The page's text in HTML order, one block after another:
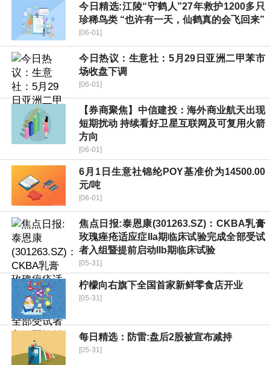
今日精选:江陵“守鹤人”27年救护1200多只
珍稀鸟类 “也许有一天，仙鹤真的会飞回来”
[06-01]
今日热议：生意社：5月29日亚洲二甲苯市
场收盘下调
[06-01]
【券商聚焦】中信建投：海外商业航天出现
短期扰动 持续看好卫星互联网及可复用火箭
方向
[06-01]
6月1日生意社锦纶POY基准价为14500.00
元/吨
[06-01]
焦点日报:泰恩康(301263.SZ)：CKBA乳膏
玫瑰痤疮适应症IIa期临床试验完成全部受试
者入组暨提前启动IIb期临床试验
[05-31]
柠檬向右旗下全国首家新鲜零食店开业
[05-31]
每日精选：防雷:盘后2股被宣布减持
[05-31]